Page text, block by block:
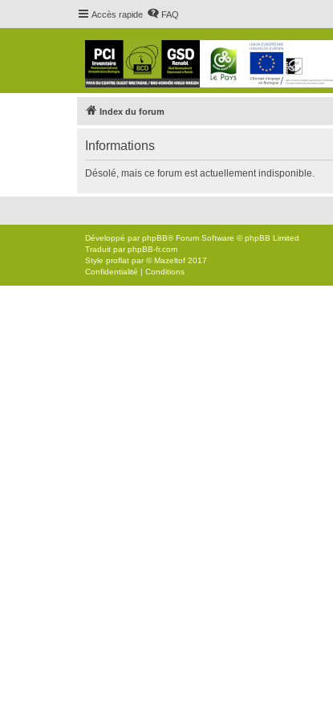
Accès rapide FAQ
Index du forum
Informations
Désolé, mais ce forum est actuellement indisponible.
Développé parphpBB® Forum Software © phpBB Limited
Traduit parphpBB-fr.com
Style proflat par ©Mazeltof 2017
Confidentialité | Conditions